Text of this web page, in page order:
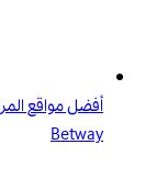
أفضل مواقع
Betway